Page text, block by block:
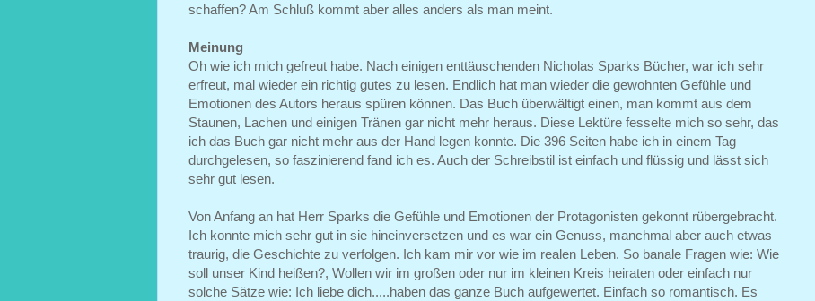
schaffen? Am Schluß kommt aber alles anders als man meint.
Meinung
Oh wie ich mich gefreut habe. Nach einigen enttäuschenden Nicholas Sparks Bücher, war ich sehr
erfreut, mal wieder ein richtig gutes zu lesen. Endlich hat man wieder die gewohnten Gefühle und
Emotionen des Autors heraus spüren können. Das Buch überwältigt einen, man kommt aus dem
Staunen, Lachen und einigen Tränen gar nicht mehr heraus. Diese Lektüre fesselte mich so sehr, das
ich das Buch gar nicht mehr aus der Hand legen konnte. Die 396 Seiten habe ich in einem Tag
durchgelesen, so faszinierend fand ich es. Auch der Schreibstil ist einfach und flüssig und lässt sich
sehr gut lesen.
Von Anfang an hat Herr Sparks die Gefühle und Emotionen der Protagonisten gekonnt rübergebracht.
Ich konnte mich sehr gut in sie hineinversetzen und es war ein Genuss, manchmal aber auch etwas
traurig, die Geschichte zu verfolgen. Ich kam mir vor wie im realen Leben. So banale Fragen wie: Wie
soll unser Kind heißen?, Wollen wir im großen oder nur im kleinen Kreis heiraten oder einfach nur
solche Sätze wie: Ich liebe dich.....haben das ganze Buch aufgewertet. Einfach so romantisch. Es